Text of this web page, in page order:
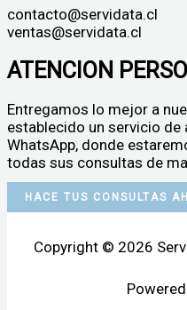
contacto@servidata.cl
ventas@servidata.cl
ATENCION
Entregamos lo mejor a
establecido un servicio de
WhatsApp, donde
todas sus consultas de
HACE TUS CONSULTAS
Copyright © 2026